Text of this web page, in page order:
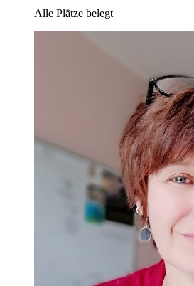
Alle Plätze belegt